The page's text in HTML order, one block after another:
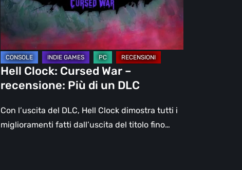
recensione:
di
un
DLC
Hell Clock: Cursed War –
recensione: Più di un DLC
Con l’uscita del DLC, Hell Clock dimostra tutti i
miglioramenti fatti dall’uscita del titolo fino…